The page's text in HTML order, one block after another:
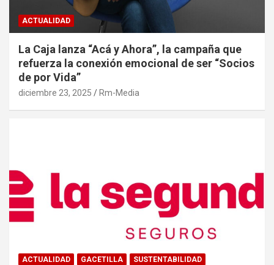
ACTUALIDAD
La Caja lanza “Acá y Ahora”, la campaña que
refuerza la conexión emocional de ser “Socios
de por Vida”
diciembre 23, 2025 Rm-Media
ACTUALIDAD GACETILLA SUSTENTABILIDAD